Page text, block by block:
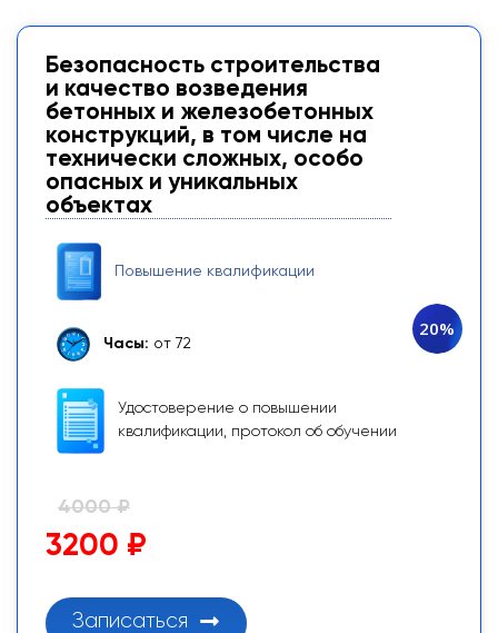
Безопасность строительства
и качество возведения
бетонных и железобетонных
конструкций, в том числе на
технически сложных, особо
опасных и уникальных
объектах
Повышение квалификации
Часы: от 72
Удостоверение о повышении
квалификации, протокол об обучении
20%
4000 ₽
3200 ₽
Записаться